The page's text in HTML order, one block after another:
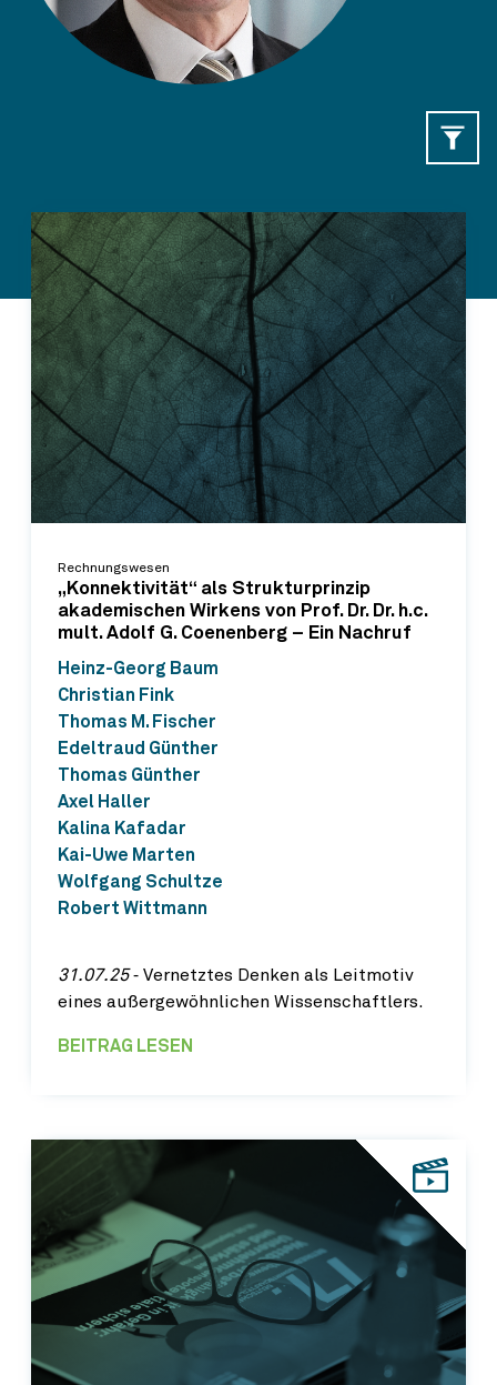
Rechnungswesen
„Konnektivität“ als Strukturprinzip
akademischen Wirkens von Prof. Dr. Dr. h.c.
mult. Adolf G. Coenenberg – Ein Nachruf
Heinz-Georg Baum
Christian Fink
Thomas M. Fischer
Edeltraud Günther
Thomas Günther
Axel Haller
Kalina Kafadar
Kai-Uwe Marten
Wolfgang Schultze
Robert Wittmann
31.07.25‐ Vernetztes Denken als Leitmotiv
eines außergewöhnlichen Wissenschaftlers.
BEITRAG LESEN